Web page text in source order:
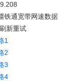
铁通宽带网速数据
新重试
1
2
3
4